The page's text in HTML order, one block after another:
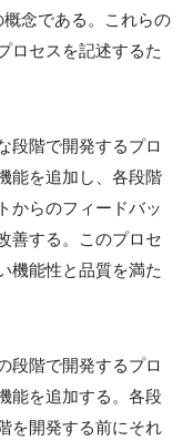
概念である。これらの
ロセスを記述するた
段階で開発するプロ
能を追加し、各段階
からのフィードバッ
善する。このプロセ
機能性と品質を満た
段階で開発するプロ
能を追加する。各段
を開発する前にそれ